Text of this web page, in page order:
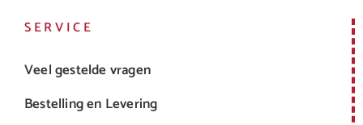
SERVICE
Veel gestelde vragen
Bestelling en Levering